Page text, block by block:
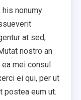
nonumy
at sed,
nostro an
mei consul
ei qui, per ut
postea eum ut.